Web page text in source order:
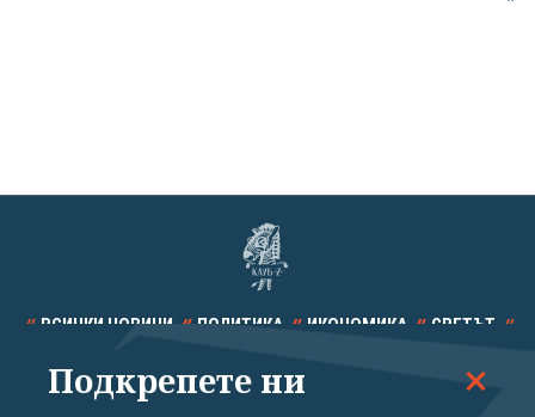
ВСИЧКИ НОВИНИ ПОЛИТИКА ИКОНОМИКА СВЕТЪТ
СПОРТ КУЛТУРА ТЕХНОЛОГИИ КАЛЕЙДОСКОП
Подкрепете ни